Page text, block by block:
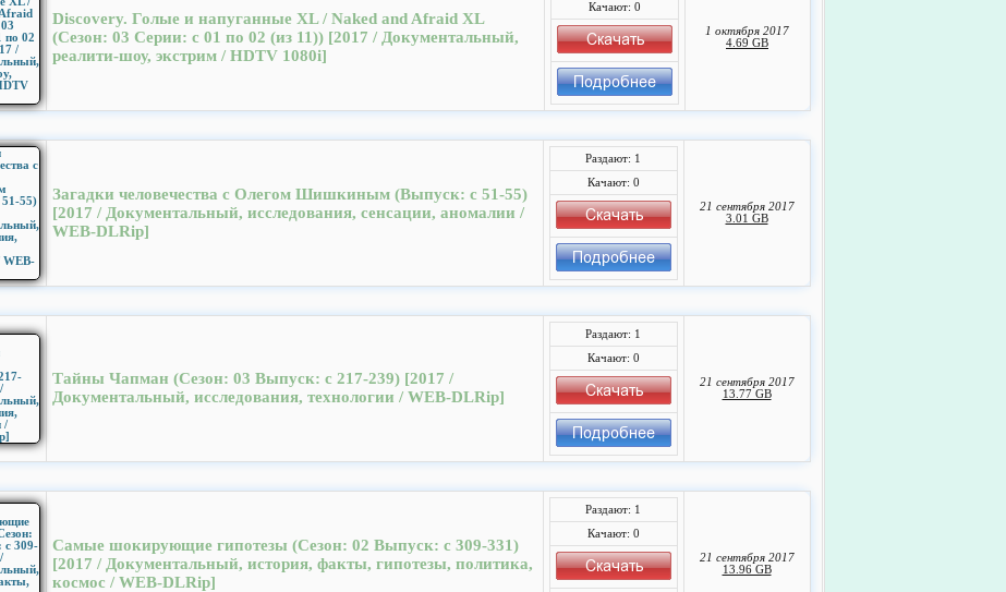
Discovery. Голые и напуганные XL / Naked and Afraid XL
(Cезон: 03 Серии: с 01 по 02 (из 11)) [2017 / Документальный,
реалити-шоу, экстрим / HDTV 1080i]
Качают: 0
1 октября 2017
4.69 GB
Загадки человечества с Олегом Шишкиным (Выпуск: с 51-55)
[2017 / Документальный, исследования, сенсации, аномалии /
WEB-DLRip]
Раздают: 1
Качают: 0
21 сентября 2017
3.01 GB
Тайны Чапман (Cезон: 03 Выпуск: с 217-239) [2017 /
Документальный, исследования, технологии / WEB-DLRip]
Раздают: 1
Качают: 0
21 сентября 2017
13.77 GB
Самые шокирующие гипотезы (Cезон: 02 Выпуск: с 309-331)
[2017 / Документальный, история, факты, гипотезы, политика,
космос / WEB-DLRip]
Раздают: 1
Качают: 0
21 сентября 2017
13.96 GB